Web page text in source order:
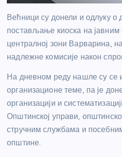
Већници су донели и одлуку о
постављање киоска на
централној зони Варварина,
надлежне комисије након
На дневном реду нашле су се
организационе теме, па је
организацији и
Општинској управи,
стручним службама и
општине.